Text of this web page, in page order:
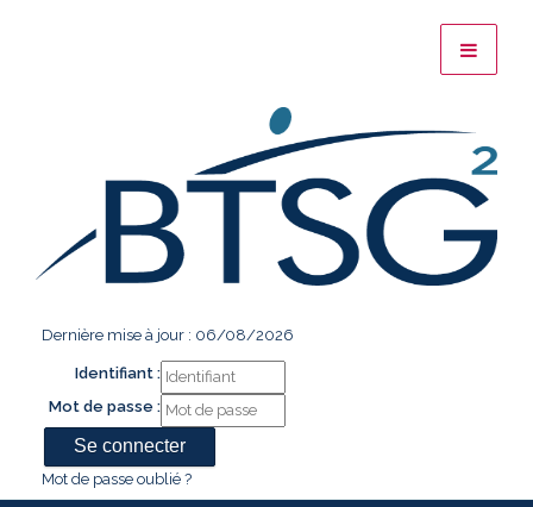
Dernière mise à jour : 06/08/2026
Identifiant :
Mot de passe :
Mot de passe oublié ?